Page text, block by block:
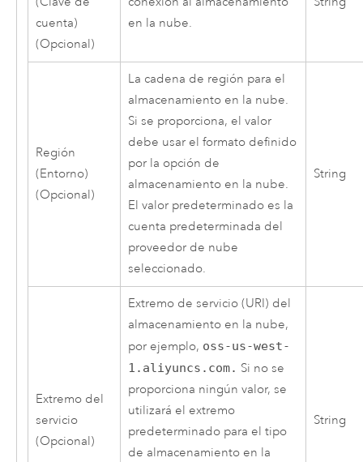
cuenta)
(Opcional)
en la nube.
Región
(Entorno)
(Opcional)
La cadena de región para el
almacenamiento en la nube.
Si se proporciona, el valor
debe usar el formato definido
por la opción de
almacenamiento en la nube.
El valor predeterminado es la
cuenta predeterminada del
proveedor de nube
seleccionado.
String
Extremo del
servicio
(Opcional)
Extremo de servicio (URI) del
almacenamiento en la nube,
por ejemplo, oss-us-west-
1.aliyuncs.com. Si no se
proporciona ningún valor, se
utilizará el extremo
predeterminado para el tipo
de almacenamiento en la
String